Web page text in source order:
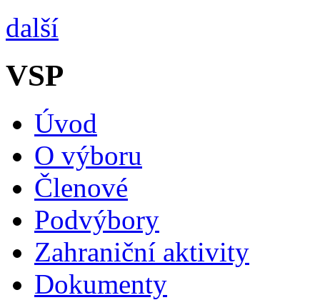
další
VSP
Úvod
O výboru
Členové
Podvýbory
Zahraniční aktivity
Dokumenty